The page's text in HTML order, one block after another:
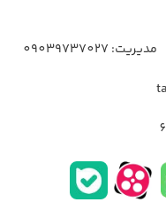
مدیریت: 09039737027